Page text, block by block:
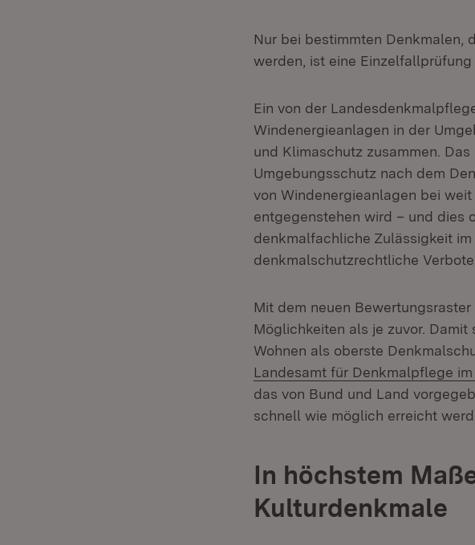
Nur bei bestimmten Denkmalen,
werden, ist eine Einzelfallprüfung
Ein von der
Windenergieanlagen in der
und Klimaschutz zusammen.
Umgebungsschutz nach dem
von Windenergieanlagen bei
entgegenstehen wird – und dies
denkmalfachliche Zulässigkeit
denkmalschutzrechtliche
Mit dem neuen
Möglichkeiten als je zuvor.
Wohnen als oberste
Landesamt für Denkmalpflege
das von Bund und Land
schnell wie möglich erreicht
In höchstem
Kulturdenkmale